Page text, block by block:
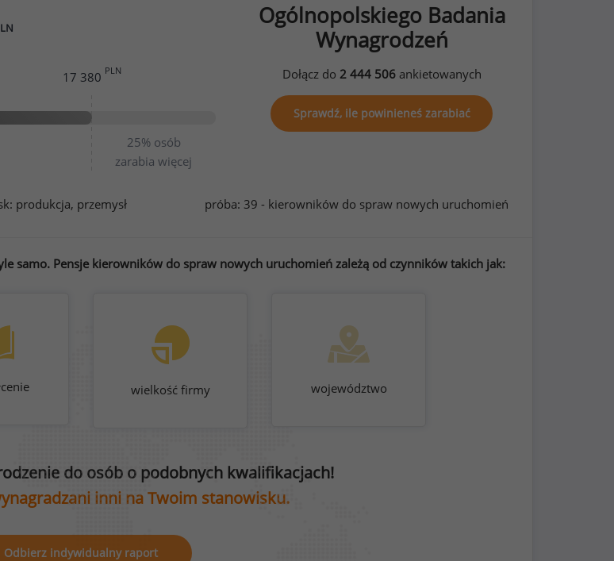
25% osób
zarabia więcej
17 380 PLN
Ogólnopolskiego Badania
Wynagrodzeń
Dołącz do 2 444 506ankietowanych
Sprawdź, ile powinieneś zarabiać
produkcja, przemysł próba: 39 - kierowników do spraw nowych uruchomień
samo. Pensje kierowników do spraw nowych uruchomień zależą od czynników takich jak:
wielkość firmy województwo
do osób o podobnych kwalifikacjach!
inni na Twoim stanowisku.
Odbierz indywidualny raport